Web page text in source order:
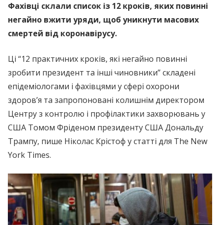
Фахівці склали список із 12 кроків, яких повинні
негайно вжити уряди, щоб уникнути масових
смертей від коронавірусу.
Ці “12 практичних кроків, які негайно повинні
зробити президент та інші чиновники” складені
епідеміологами і фахівцями у сфері охорони
здоров’я та запропоновані колишнім директором
Центру з контролю і профілактики захворювань у
США Томом Фріденом президенту США Дональду
Трампу, пише Ніколас Крістоф у статті для The New
York Times.